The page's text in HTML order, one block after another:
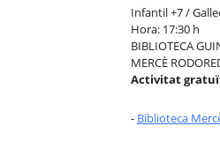
Infantil +7 /
Hora: 17:30 h
BIBLIOTECA
MERCÈ
Activitat
- Biblioteca